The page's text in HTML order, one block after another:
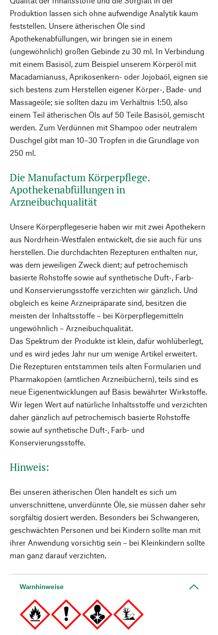
Produktion lassen sich ohne aufwendige Analytik kaum
feststellen. Unsere ätherischen Öle sind
Apothekenabfüllungen, wir bringen sie in einem
(ungewöhnlich) großen Gebinde zu 30 ml. In Verbindung
mit einem Basisöl, zum Beispiel unserem Körperöl mit
Macadamianuss, Aprikosenkern- oder Jojobaöl, eignen sie
sich bestens zum Herstellen eigener Körper-, Bade- und
Massageöle; sie sollten dazu im Verhältnis 1:50, also
einem Teil ätherischen Öls auf 50 Teile Basisöl, gemischt
werden. Zum Verdünnen mit Shampoo oder neutralem
Duschgel gibt man 10–30 Tropfen in die Grundlage von
250 ml.
Die Manufactum Körperpflege.
Apothekenabfüllungen in
Arzneibuchqualität
Unsere Körperpflegeserie haben wir mit zwei Apothekern
aus Nordrhein-Westfalen entwickelt, die sie auch für uns
herstellen. Die durchdachten Rezepturen enthalten nur,
was dem jeweiligen Zweck dient; auf petrochemisch
basierte Rohstoffe sowie auf synthetische Duft-, Farb-
und Konservierungsstoffe verzichten wir gänzlich. Und
obgleich es keine Arzneipräparate sind, besitzen die
meisten der Inhaltsstoffe – bei Körperpflegemitteln
ungewöhnlich – Arzneibuchqualität.
Das Spektrum der Produkte ist klein, dafür wohlüberlegt,
und es wird jedes Jahr nur um wenige Artikel erweitert.
Die Rezepturen entstammen teils alten Formularien und
Pharmakopöen (amtlichen Arzneibüchern), teils sind es
neue Eigenentwicklungen auf Basis bewährter Wirkstoffe.
Wir legen Wert auf natürliche Inhaltsstoffe und verzichten
daher gänzlich auf petrochemisch basierte Rohstoffe
sowie auf synthetische Duft-, Farb- und
Konservierungsstoffe.
Hinweis:
Bei unseren ätherischen Ölen handelt es sich um
unverschnittene, unverdünnte Öle, sie müssen daher sehr
sorgfältig dosiert werden. Besonders bei Schwangeren,
geschwächten Personen und bei Kindern sollte man mit
ihrer Anwendung vorsichtig sein – bei Kleinkindern sollte
man ganz darauf verzichten.
Warnhinweise